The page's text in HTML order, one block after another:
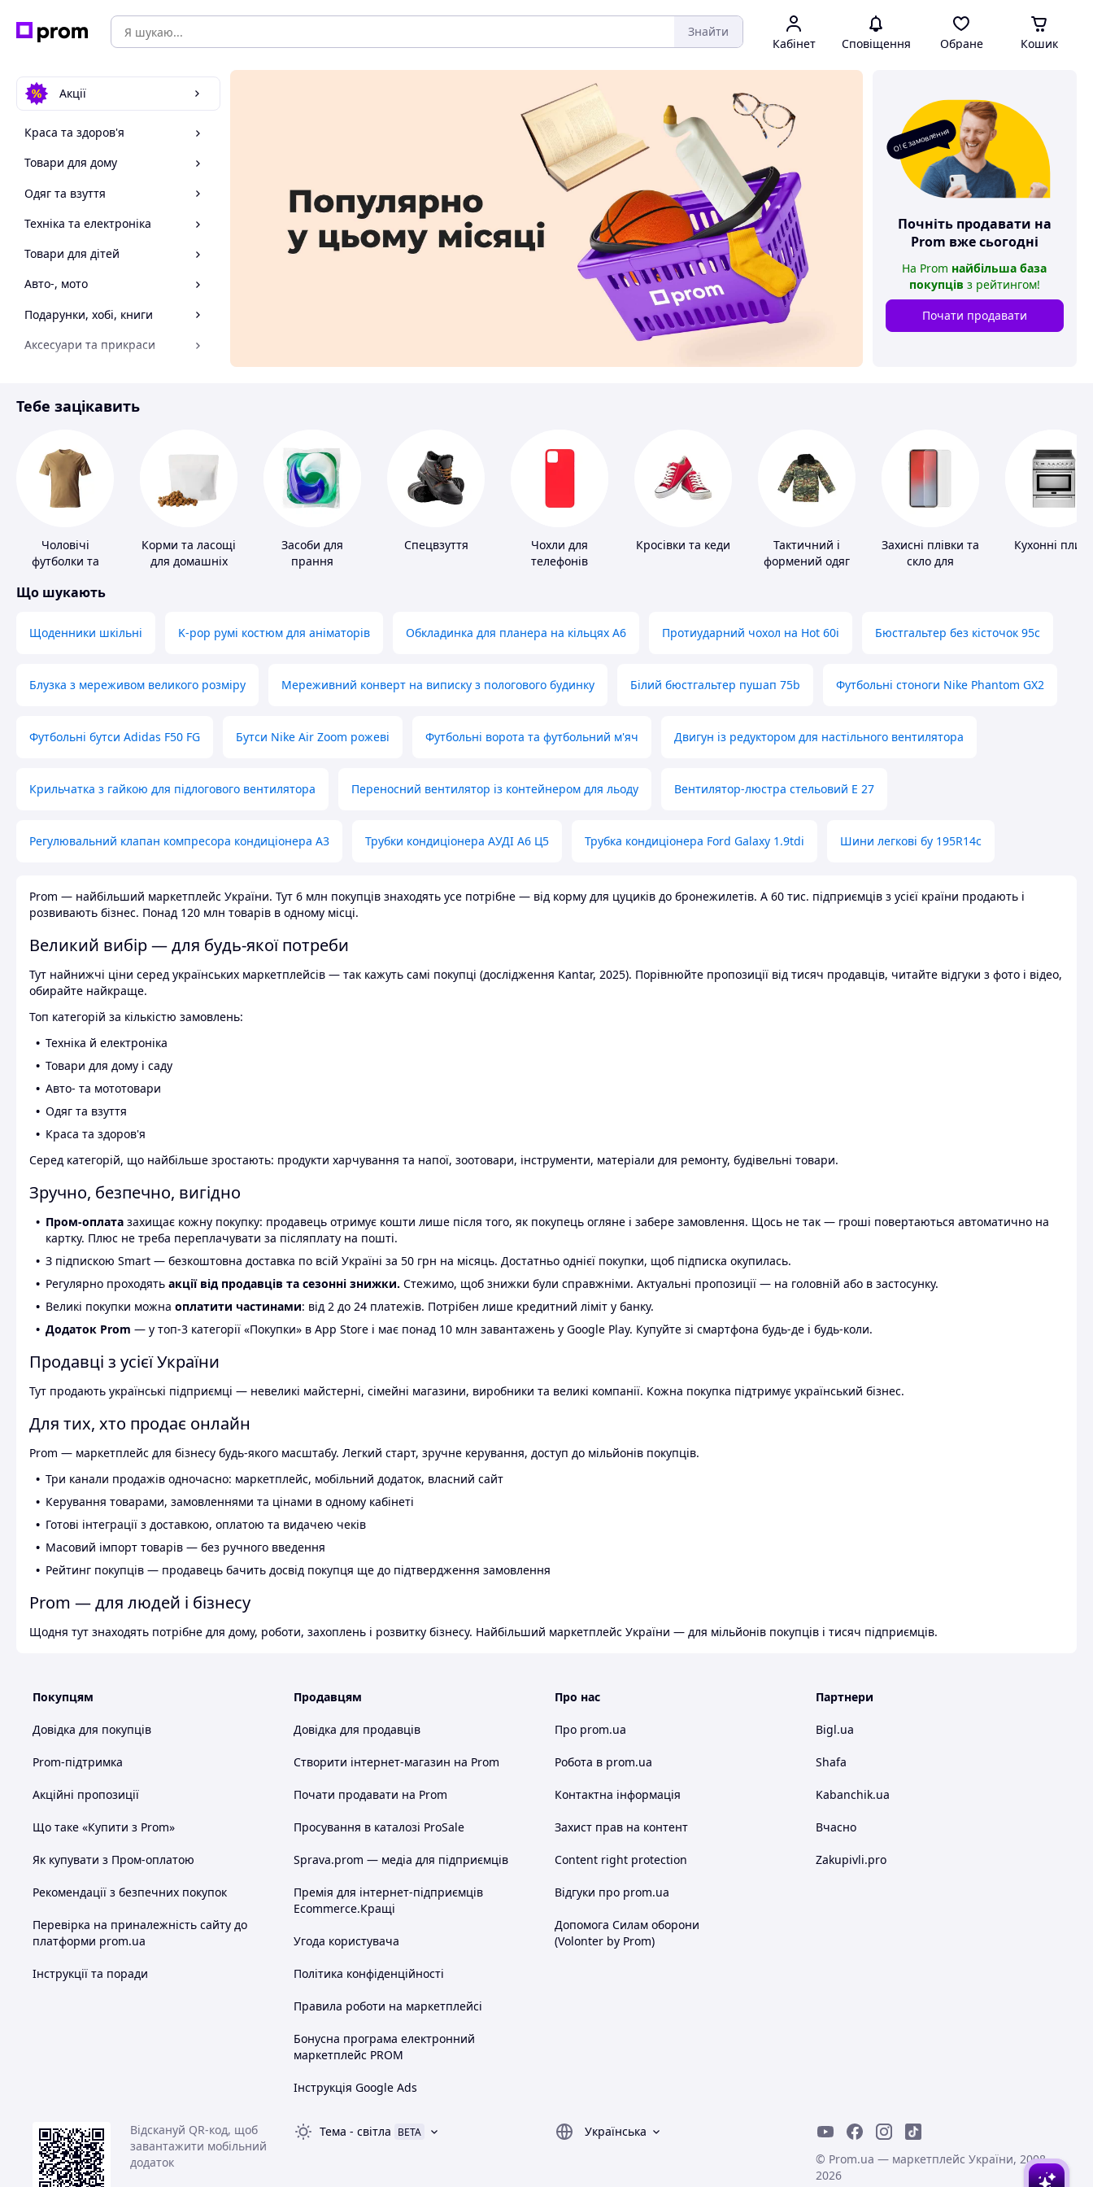
Знайти
Кабінет Сповіщення Обране Кошик
Акції
Краса та здоров'я
Товари для дому
Одяг та взуття
Техніка та електроніка
Товари для дітей
Авто-, мото
Подарунки, хобі, книги
Аксесуари та прикраси
Спорт і відпочинок
О! Є замовлення
Почніть продавати на
Prom вже сьогодні
На Prom найбільша база
покупців з рейтингом!
Почати продавати
Тебе зацікавить
Чоловічі
футболки та
Корми та ласощі
для домашніх
Засоби для
прання
Спецвзуття
Чохли для
телефонів
Кросівки та кеди
Тактичний і
формений одяг
Захисні плівки та
скло для
Кухонні
Що шукають
Щоденники шкільні K-pop румі костюм для аніматорів Обкладинка для планера на кільцях А6 Протиударний чохол на Hot 60i Бюстгальтер без кісточок 95с
Блузка з мереживом великого розміру Мереживний конверт на виписку з пологового будинку Білий бюстгальтер пушап 75b Футбольні стоноги Nike Phantom GX2
Футбольні бутси Adidas F50 FG Бутси Nike Air Zoom рожеві Футбольні ворота та футбольний м'яч Двигун із редуктором для настільного вентилятора
Крильчатка з гайкою для підлогового вентилятора Переносний вентилятор із контейнером для льоду Вентилятор-люстра стельовий E 27
Регулювальний клапан компресора кондиціонера А3 Трубки кондиціонера АУДІ А6 Ц5 Трубка кондиціонера Ford Galaxy 1.9tdi Шини легкові бу 195R14c
Prom — найбільший маркетплейс України. Тут 6 млн покупців знаходять усе потрібне — від корму для цуциків до бронежилетів. А 60 тис. підприємців з усієї країни продають і
розвивають бізнес. Понад 120 млн товарів в одному місці.
Великий вибір — для будь-якої потреби
Тут найнижчі ціни серед українських маркетплейсів — так кажуть самі покупці (дослідження Kantar, 2025). Порівнюйте пропозиції від тисяч продавців, читайте відгуки з фото і відео,
обирайте найкраще.
Топ категорій за кількістю замовлень:
Техніка й електроніка
Товари для дому і саду
Авто- та мототовари
Одяг та взуття
Краса та здоров'я
Серед категорій, що найбільше зростають: продукти харчування та напої, зоотовари, інструменти, матеріали для ремонту, будівельні товари.
Зручно, безпечно, вигідно
Пром-оплата захищає кожну покупку: продавець отримує кошти лише після того, як покупець огляне і забере замовлення. Щось не так — гроші повертаються автоматично на
картку. Плюс не треба переплачувати за післяплату на пошті.
З підпискою Smart — безкоштовна доставка по всій Україні за 50 грн на місяць. Достатньо однієї покупки, щоб підписка окупилась.
Регулярно проходять акції від продавців та сезонні знижки. Стежимо, щоб знижки були справжніми. Актуальні пропозиції — на головній або в застосунку.
Великі покупки можна оплатити частинами: від 2 до 24 платежів. Потрібен лише кредитний ліміт у банку.
Додаток Prom — у топ-3 категорії «Покупки» в App Store і має понад 10 млн завантажень у Google Play. Купуйте зі смартфона будь-де і будь-коли.
Продавці з усієї України
Тут продають українські підприємці — невеликі майстерні, сімейні магазини, виробники та великі компанії. Кожна покупка підтримує український бізнес.
Для тих, хто продає онлайн
Prom — маркетплейс для бізнесу будь-якого масштабу. Легкий старт, зручне керування, доступ до мільйонів покупців.
Три канали продажів одночасно: маркетплейс, мобільний додаток, власний сайт
Керування товарами, замовленнями та цінами в одному кабінеті
Готові інтеграції з доставкою, оплатою та видачею чеків
Масовий імпорт товарів — без ручного введення
Рейтинг покупців — продавець бачить досвід покупця ще до підтвердження замовлення
Prom — для людей і бізнесу
Щодня тут знаходять потрібне для дому, роботи, захоплень і розвитку бізнесу. Найбільший маркетплейс України — для мільйонів покупців і тисяч підприємців.
Покупцям
Довідка для покупців
Prom-підтримка
Акційні пропозиції
Що таке «Купити з Prom»
Як купувати з Пром-оплатою
Рекомендації з безпечних покупок
Перевірка на приналежність сайту до
платформи prom.ua
Інструкції та поради
Продавцям
Довідка для продавців
Створити інтернет-магазин на Prom
Почати продавати на Prom
Просування в каталозі ProSale
Sprava.prom — медіа для підприємців
Премія для інтернет-підприємців
Ecommerce.Кращі
Угода користувача
Політика конфіденційності
Правила роботи на маркетплейсі
Бонусна програма електронний
маркетплейс PROM
Інструкція Google Ads
Про нас
Про prom.ua
Робота в prom.ua
Контактна інформація
Захист прав на контент
Content right protection
Відгуки про prom.ua
Допомога Силам оборони
(Volonter by Prom)
Партнери
Bigl.ua
Shafa
Kabanchik.ua
Вчасно
Zakupivli.pro
Відскануй QR-код, щоб
завантажити мобільний
додаток
Тема - світла BETA
Українська
© Prom.ua — маркетплейс України, 2008-
2026